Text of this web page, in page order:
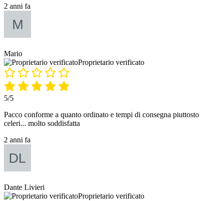
2 anni fa
Mario
Proprietario verificato
5/5
Pacco conforme a quanto ordinato e tempi di consegna piuttosto
celeri... molto soddisfatta
2 anni fa
Dante Livieri
Proprietario verificato